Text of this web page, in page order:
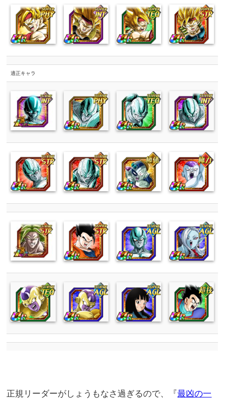
適正キャラ
正規リーダーがしょうもなさ過ぎるので、『最凶の一